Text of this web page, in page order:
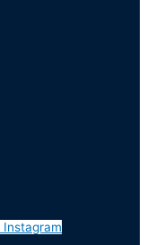
Instagram